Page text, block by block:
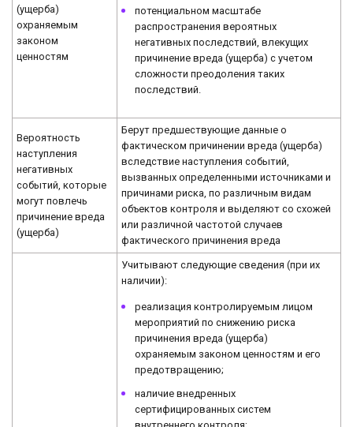
(ущерба)
охраняемым
законом
ценностям
потенциальном масштабе
распространения вероятных
негативных последствий, влекущих
причинение вреда (ущерба) с учетом
сложности преодоления таких
последствий.
Вероятность
наступления
негативных
событий, которые
могут повлечь
причинение вреда
(ущерба)
Берут предшествующие данные о
фактическом причинении вреда (ущерба)
вследствие наступления событий,
вызванных определенными источниками и
причинами риска, по различным видам
объектов контроля и выделяют со схожей
или различной частотой случаев
фактического причинения вреда
Учитывают следующие сведения (при их
наличии):
реализация контролируемым лицом
мероприятий по снижению риска
причинения вреда (ущерба)
охраняемым законом ценностям и его
предотвращению;
наличие внедренных
сертифицированных систем